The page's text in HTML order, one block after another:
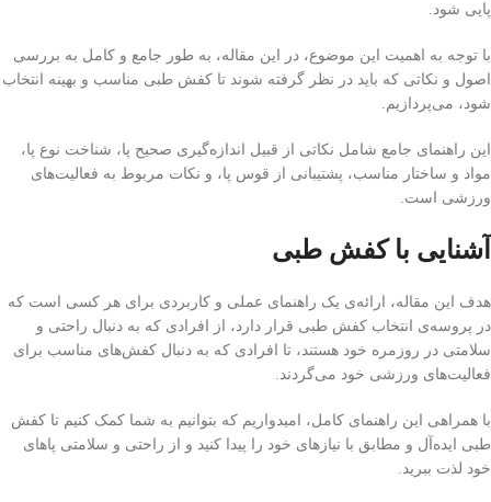
پایی شود.
با توجه به اهمیت این موضوع، در این مقاله، به طور جامع و کامل به بررسی
اصول و نکاتی که باید در نظر گرفته شوند تا کفش طبی مناسب و بهینه انتخاب
شود، می‌پردازیم.
این راهنمای جامع شامل نکاتی از قبیل اندازه‌گیری صحیح پا، شناخت نوع پا،
مواد و ساختار مناسب، پشتیبانی از قوس پا، و نکات مربوط به فعالیت‌های
ورزشی است.
آشنایی با کفش طبی
هدف این مقاله، ارائه‌ی یک راهنمای عملی و کاربردی برای هر کسی است که
در پروسه‌ی انتخاب کفش طبی قرار دارد، از افرادی که به دنبال راحتی و
سلامتی در روزمره خود هستند، تا افرادی که به دنبال کفش‌های مناسب برای
فعالیت‌های ورزشی خود می‌گردند.
با همراهی این راهنمای کامل، امیدواریم که بتوانیم به شما کمک کنیم تا کفش
طبی ایده‌آل و مطابق با نیازهای خود را پیدا کنید و از راحتی و سلامتی پاهای
خود لذت ببرید.